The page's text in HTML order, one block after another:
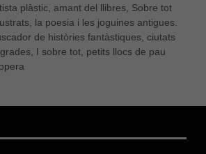
plàstic, amant del llibres, Sobre tot
la poesia i les joguines antigues.
de històries fantàstiques, ciutats
I sobre tot, petits llocs de pau